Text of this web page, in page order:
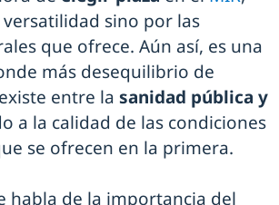
sino por las
que ofrece. Aún así, es una
más desequilibrio de
entre la sanidad pública y
a la calidad de las condiciones
se ofrecen en la primera.